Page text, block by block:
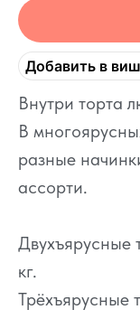
Добавить в
Внутри торта
В
разные
ассорти.
Двухъярусные
кг.
Трёхъярусные